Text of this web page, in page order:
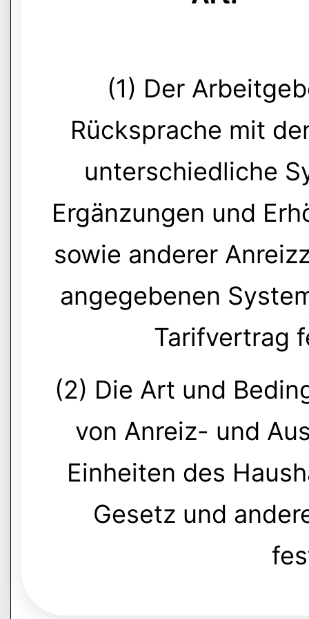
(1) Der
Rücksprache mit
unterschiedliche
Ergänzungen und
sowie anderer
angegebenen
Tarifvertrag
(2) Die Art und
von Anreiz- und
Einheiten des
Gesetz und